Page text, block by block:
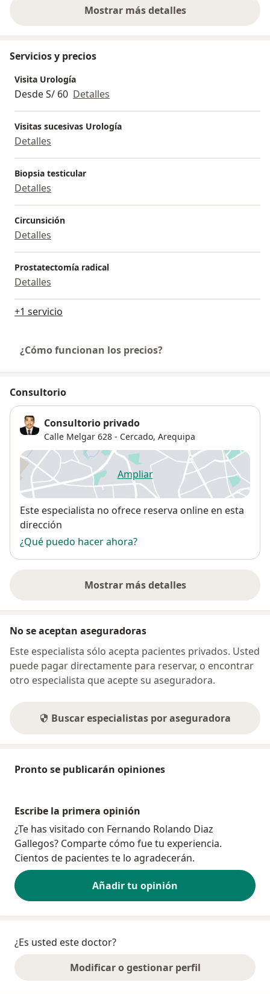
Mostrar más detalles
sobre la experiencia
Servicios y precios
Visita Urología
Desde S/ 60 Detalles
Visitas sucesivas Urología
Detalles
Biopsia testicular
Detalles
Circunsición
Detalles
Prostatectomía radical
Detalles
+1 servicio
¿Cómo funcionan los precios?
Consultorio
Consultorio privado
Calle Melgar 628 - Cercado, Arequipa
Ampliarse abre en una nueva
Disponibilidad
Este especialista no ofrece reserva online en esta
dirección
¿Qué puedo hacer ahora?
Mostrar más detalles
sobre la dirección
No se aceptan aseguradoras
Este especialista sólo acepta pacientes privados. Usted
puede pagar directamente para reservar, o encontrar
otro especialista que acepte su aseguradora.
Buscar especialistas por aseguradora
Pronto se publicarán opiniones
Escribe la primera opinión
¿Te has visitado con Fernando Rolando Diaz
Gallegos? Comparte cómo fue tu experiencia.
Cientos de pacientes te lo agradecerán.
Añadir tu opinión
¿Es usted este doctor?
Modificar o gestionar perfil